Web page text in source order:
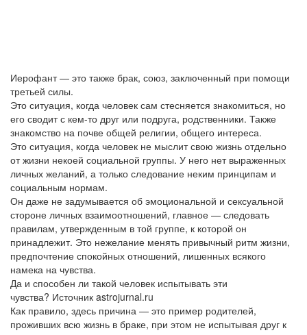
Иерофант — это также брак, союз, заключенный при помощи
третьей силы.
Это ситуация, когда человек сам стесняется знакомиться, но
его сводит с кем-то друг или подруга, родственники. Также
знакомство на почве общей религии, общего интереса.
Это ситуация, когда человек не мыслит свою жизнь отдельно
от жизни некоей социальной группы. У него нет выраженных
личных желаний, а только следование неким принципам и
социальным нормам.
Он даже не задумывается об эмоциональной и сексуальной
стороне личных взаимоотношений, главное — следовать
правилам, утвержденным в той группе, к которой он
принадлежит. Это нежелание менять привычный ритм жизни,
предпочтение спокойных отношений, лишенных всякого
намека на чувства.
Да и способен ли такой человек испытывать эти
чувства? Источник astrojurnal.ru
Как правило, здесь причина — это пример родителей,
проживших всю жизнь в браке, при этом не испытывая друг к